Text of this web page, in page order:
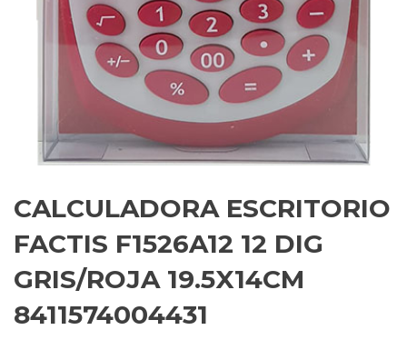
CALCULADORA ESCRITORIO
FACTIS F1526A12 12 DIG
GRIS/ROJA 19.5X14CM
8411574004431